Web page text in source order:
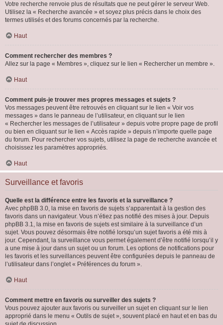
Votre recherche renvoie plus de résultats que ne peut gérer le serveur Web.
Utilisez la « Recherche avancée » et soyez plus précis dans le choix des
termes utilisés et des forums concernés par la recherche.
Haut
Comment rechercher des membres ?
Allez sur la page « Membres », cliquez sur le lien « Rechercher un membre ».
Haut
Comment puis-je trouver mes propres messages et sujets ?
Vos messages peuvent être retrouvés en cliquant sur le lien « Voir vos
messages » dans le panneau de l’utilisateur, en cliquant sur le lien
« Rechercher les messages de l’utilisateur » depuis votre propre page de profil
ou bien en cliquant sur le lien « Accès rapide » depuis n’importe quelle page
du forum. Pour rechercher vos sujets, utilisez la page de recherche avancée et
choisissez les paramètres appropriés.
Haut
Surveillance et favoris
Quelle est la différence entre les favoris et la surveillance ?
Avec phpBB 3.0, la mise en favoris de sujets s’apparentait à la gestion des
favoris dans un navigateur. Vous n’étiez pas notifié des mises à jour. Depuis
phpBB 3.1, la mise en favoris de sujets est similaire à la surveillance d’un
sujet. Vous pouvez désormais être notifié lorsqu’un sujet favoris a été mis à
jour. Cependant, la surveillance vous permet également d’être notifié lorsqu’il y
a une mise à jour dans un sujet ou un forum. Les options de notifications pour
les favoris et les surveillances peuvent être configurées depuis le panneau de
l’utilisateur dans l’onglet « Préférences du forum ».
Haut
Comment mettre en favoris ou surveiller des sujets ?
Vous pouvez ajouter aux favoris ou surveiller un sujet en cliquant sur le lien
approprié dans le menu « Outils de sujet », souvent placé en haut et en bas du